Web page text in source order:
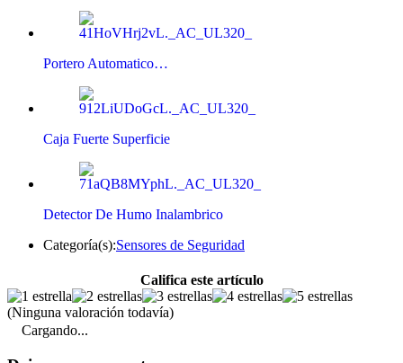
Portero Automatico…
Caja Fuerte Superficie
Detector De Humo Inalambrico
Categoría(s):Sensores de Seguridad
Califica este artículo
(Ninguna valoración todavía)
Cargando...